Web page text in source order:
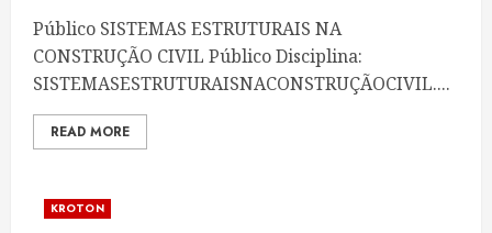
Público SISTEMAS ESTRUTURAIS NA
CONSTRUÇÃO CIVIL Público Disciplina:
SISTEMASESTRUTURAISNACONSTRUÇÃOCIVIL....
READ MORE
KROTON